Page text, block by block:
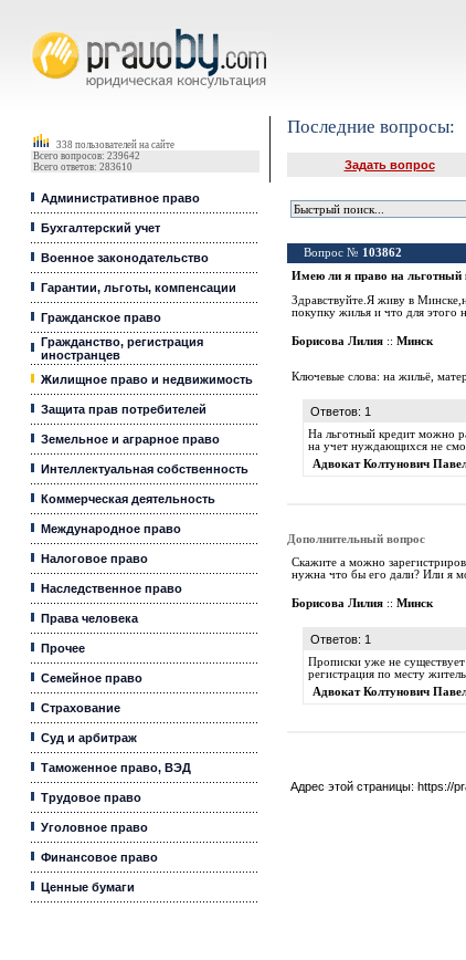
338 пользователей на сайте
Всего вопросов: 239642
Всего ответов: 283610
Административное право
Бухгалтерский учет
Военное законодательство
Гарантии, льготы, компенсации
Гражданское право
Гражданство, регистрация
иностранцев
Жилищное право и недвижимость
Защита прав потребителей
Земельное и аграрное право
Интеллектуальная собственность
Коммерческая деятельность
Международное право
Налоговое право
Наследственное право
Права человека
Прочее
Семейное право
Страхование
Суд и арбитраж
Таможенное право, ВЭД
Трудовое право
Уголовное право
Финансовое право
Ценные бумаги
Последние вопросы:
Задать вопрос
Вопрос № 103862
Имею ли я право на льготный
Здравствуйте.Я живу в
покупку жилья и что для этого
Борисова Лилия :: Минск
Ключевые слова: на жильё
Ответов: 1
На льготный кредит можно
на учет нуждающихся не
Адвокат Колтунович
Дополнительный вопрос
Скажите а можно
нужна что бы его дали? Или я
Борисова Лилия :: Минск
Ответов: 1
Прописки уже не
регистрация по месту
Адвокат Колтунович
Адрес этой страницы: https://